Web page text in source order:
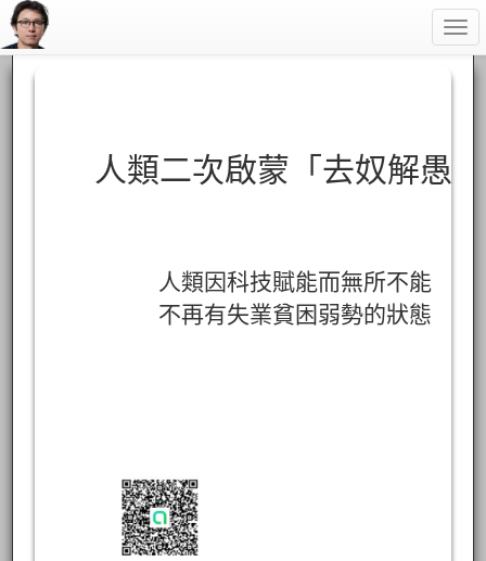
人類二次啟蒙「去奴解愚
人類因科技賦能而無所不能
不再有失業貧困弱勢的狀態